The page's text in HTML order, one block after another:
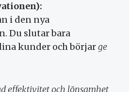
i den nya
Du slutar bara
kunder och börjarge
effektivitet och lönsamhet